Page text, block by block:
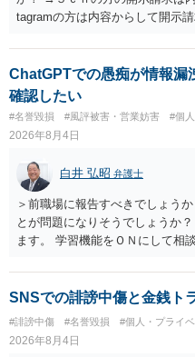
tagramの方は内容からして開示
いでしょう。７月中にアカウン
ても失敗する可能性が高いよう
合、相手に全ての弁護士費用を
訴訟外の交渉で相手方が認めれ
訴訟で判決となった場合は、実
められない場合があり何ともいえ
ChatGPTでの愚痴が情報漏
確認したい
#名誉毀損 #風評被害・営業妨害 #個
2026年8月4日
白井 弘昭 弁護士
＞前職場に報告すべきでしょう
とが問題になりそうでしょうか
ます。 学習機能をＯＮにして相
する可能性がありますが、個人
般論として抽象化されて回答に
せんので、その情報自体が、秘
誉棄損として、個人や会社に対
当たるとも思われません。 もち
SNSでの誹謗中傷と金銭ト
#誹謗中傷 #名誉毀損 #個人・プライベ
2026年8月4日